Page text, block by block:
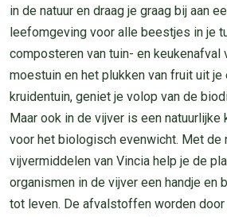
in de natuur en draag je graag bij aan
leefomgeving voor alle beestjes in je
composteren van tuin- en keukenafval
moestuin en het plukken van fruit uit
kruidentuin, geniet je volop van de
Maar ook in de vijver is een natuurlijke
voor het biologisch evenwicht. Met de
vijvermiddelen van Vincia help je de
organismen in de vijver een handje en
tot leven. De afvalstoffen worden